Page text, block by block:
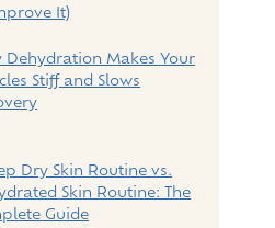
It)
Dehydration Makes Your
Stiff and Slows
Dry Skin Routine vs.
Skin Routine: The
Guide